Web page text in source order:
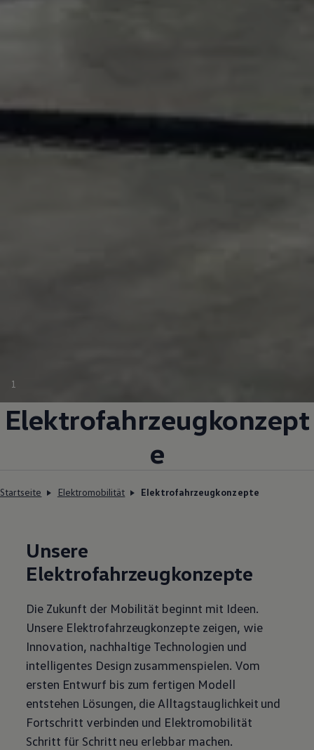
1
Elektrofahrzeugkonzept
e
Startseite Elektromobilität Elektrofahrzeugkonzepte
Unsere
Elektrofahrzeugkonzepte
Die Zukunft der Mobilität beginnt mit Ideen.
Unsere Elektrofahrzeugkonzepte zeigen, wie
Innovation, nachhaltige Technologien und
intelligentes Design zusammenspielen. Vom
ersten Entwurf bis zum fertigen Modell
entstehen Lösungen, die Alltagstauglichkeit und
Fortschritt verbinden und Elektromobilität
Schritt für Schritt neu erlebbar machen.